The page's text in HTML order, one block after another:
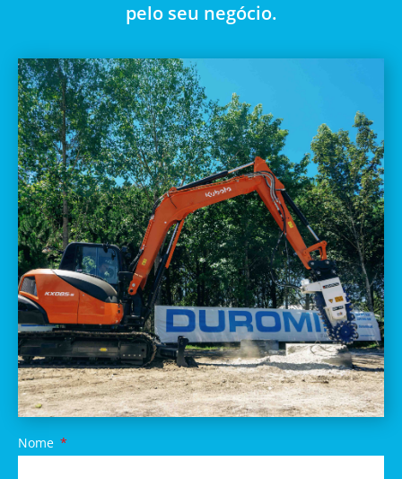
pelo seu negócio.
Nome